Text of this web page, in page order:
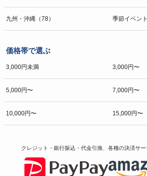
九州・沖縄（78） 季節イベン
価格帯で選ぶ
3,000円未満 3,000円〜
5,000円〜 7,000円〜
10,000円〜 15,000円〜
クレジット・銀行振込・代金引換、各種の決済サー